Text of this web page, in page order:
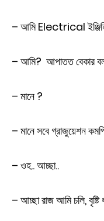
– আমি Electrical
– আমি? আপাতত বেকার
– মানে ?
– মানে সবে গ্রাজুয়েশন
– ওহ.. আচ্ছা..
– আচ্ছা রাজ আমি চলি, বৃষ্টি